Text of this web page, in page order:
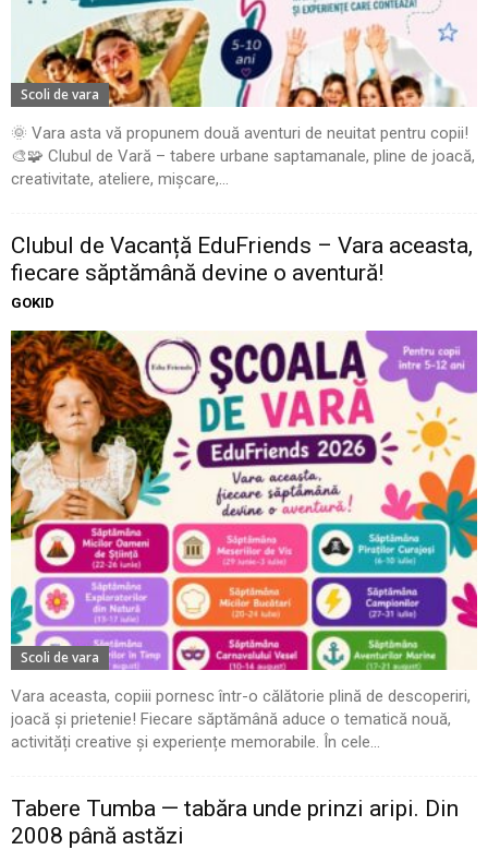
Scoli de vara
🌞 Vara asta vă propunem două aventuri de neuitat pentru copii!
🎨🧩 Clubul de Vară – tabere urbane saptamanale, pline de joacă,
creativitate, ateliere, mișcare,...
Clubul de Vacanță EduFriends – Vara aceasta,
fiecare săptămână devine o aventură!
GOKID
Scoli de vara
Vara aceasta, copiii pornesc într-o călătorie plină de descoperiri,
joacă și prietenie! Fiecare săptămână aduce o tematică nouă,
activități creative și experiențe memorabile. În cele...
Tabere Tumba — tabăra unde prinzi aripi. Din
2008 până astăzi